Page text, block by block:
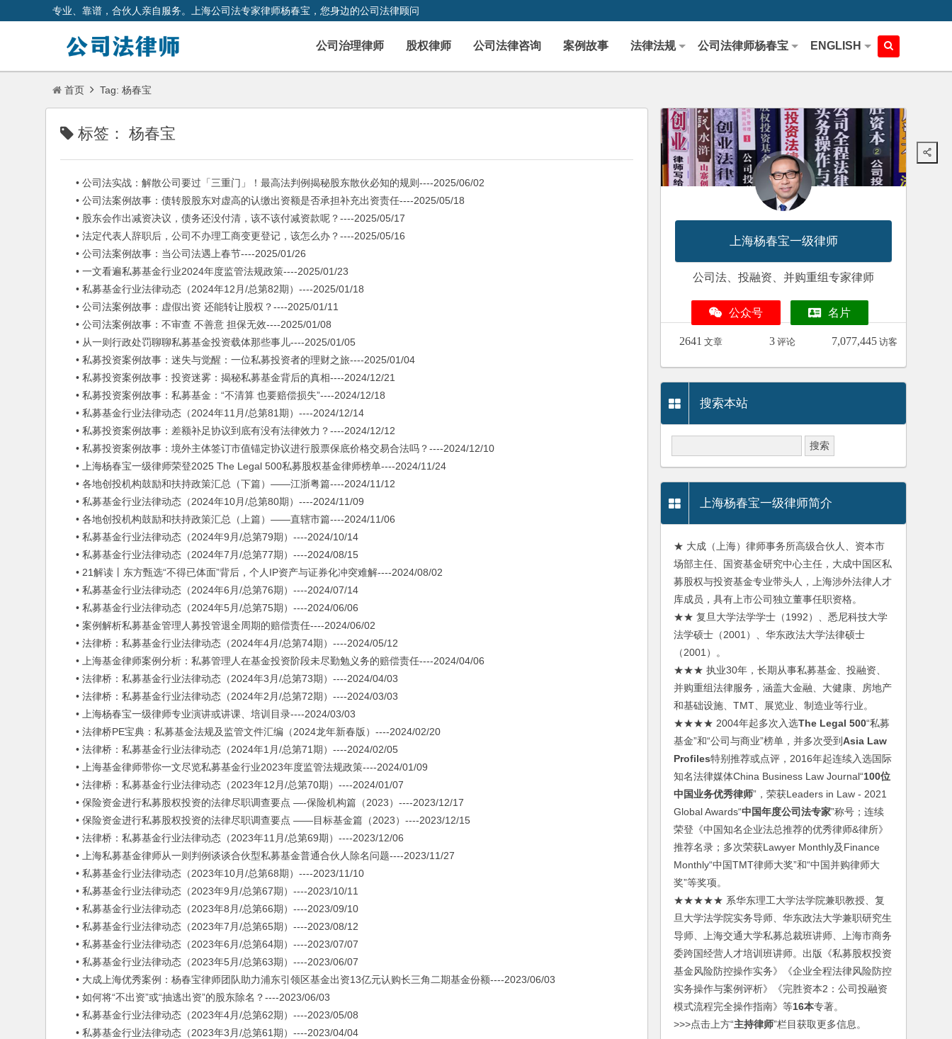
专业、靠谱，合伙人亲自服务。上海公司法专家律师杨春宝，您身边的公司法律顾问
公司治理律师 股权律师 公司法律咨询 案例故事 法律法规 公司法律师杨春宝 ENGLISH
首页 Tag: 杨春宝
标签： 杨春宝
• 公司法实战：解散公司要过「三重门」！最高法判例揭秘股东散伙必知的规则----2025/06/02
• 公司法案例故事：债转股股东对虚高的认缴出资额是否承担补充出资责任----2025/05/18
• 股东会作出减资决议，债务还没付清，该不该付减资款呢？----2025/05/17
• 法定代表人辞职后，公司不办理工商变更登记，该怎么办？----2025/05/16
• 公司法案例故事：当公司法遇上春节----2025/01/26
• 一文看遍私募基金行业2024年度监管法规政策----2025/01/23
• 私募基金行业法律动态（2024年12月/总第82期）----2025/01/18
• 公司法案例故事：虚假出资 还能转让股权？----2025/01/11
• 公司法案例故事：不审查 不善意 担保无效----2025/01/08
• 从一则行政处罚聊聊私募基金投资载体那些事儿----2025/01/05
• 私募投资案例故事：迷失与觉醒：一位私募投资者的理财之旅----2025/01/04
• 私募投资案例故事：投资迷雾：揭秘私募基金背后的真相----2024/12/21
• 私募投资案例故事：私募基金：“不清算 也要赔偿损失”----2024/12/18
• 私募基金行业法律动态（2024年11月/总第81期）----2024/12/14
• 私募投资案例故事：差额补足协议到底有没有法律效力？----2024/12/12
• 私募投资案例故事：境外主体签订市值锚定协议进行股票保底价格交易合法吗？----2024/12/10
• 上海杨春宝一级律师荣登2025 The Legal 500私募股权基金律师榜单----2024/11/24
• 各地创投机构鼓励和扶持政策汇总（下篇）——江浙粤篇----2024/11/12
• 私募基金行业法律动态（2024年10月/总第80期）----2024/11/09
• 各地创投机构鼓励和扶持政策汇总（上篇）——直辖市篇----2024/11/06
• 私募基金行业法律动态（2024年9月/总第79期）----2024/10/14
• 私募基金行业法律动态（2024年7月/总第77期）----2024/08/15
• 21解读丨东方甄选“不得已体面”背后，个人IP资产与证券化冲突难解----2024/08/02
• 私募基金行业法律动态（2024年6月/总第76期）----2024/07/14
• 私募基金行业法律动态（2024年5月/总第75期）----2024/06/06
• 案例解析私募基金管理人募投管退全周期的赔偿责任----2024/06/02
• 法律桥：私募基金行业法律动态（2024年4月/总第74期）----2024/05/12
• 上海基金律师案例分析：私募管理人在基金投资阶段未尽勤勉义务的赔偿责任----2024/04/06
• 法律桥：私募基金行业法律动态（2024年3月/总第73期）----2024/04/03
• 法律桥：私募基金行业法律动态（2024年2月/总第72期）----2024/03/03
• 上海杨春宝一级律师专业演讲或讲课、培训目录----2024/03/03
• 法律桥PE宝典：私募基金法规及监管文件汇编（2024龙年新春版）----2024/02/20
• 法律桥：私募基金行业法律动态（2024年1月/总第71期）----2024/02/05
• 上海基金律师带你一文尽览私募基金行业2023年度监管法规政策----2024/01/09
• 法律桥：私募基金行业法律动态（2023年12月/总第70期）----2024/01/07
• 保险资金进行私募股权投资的法律尽职调查要点 —-保险机构篇（2023）----2023/12/17
• 保险资金进行私募股权投资的法律尽职调查要点 ——目标基金篇（2023）----2023/12/15
• 法律桥：私募基金行业法律动态（2023年11月/总第69期）----2023/12/06
• 上海私募基金律师从一则判例谈谈合伙型私募基金普通合伙人除名问题----2023/11/27
• 私募基金行业法律动态（2023年10月/总第68期）----2023/11/10
• 私募基金行业法律动态（2023年9月/总第67期）----2023/10/11
• 私募基金行业法律动态（2023年8月/总第66期）----2023/09/10
• 私募基金行业法律动态（2023年7月/总第65期）----2023/08/12
• 私募基金行业法律动态（2023年6月/总第64期）----2023/07/07
• 私募基金行业法律动态（2023年5月/总第63期）----2023/06/07
• 大成上海优秀案例：杨春宝律师团队助力浦东引领区基金出资13亿元认购长三角二期基金份额----2023/06/03
• 如何将“不出资”或“抽逃出资”的股东除名？----2023/06/03
• 私募基金行业法律动态（2023年4月/总第62期）----2023/05/08
• 私募基金行业法律动态（2023年3月/总第61期）----2023/04/04
上海杨春宝一级律师
公司法、投融资、并购重组专家律师
公众号 名片
2641 文章 3 评论 7,077,445 访客
搜索本站
上海杨春宝一级律师简介
★ 大成（上海）律师事务所高级合伙人、资本市
场部主任、国资基金研究中心主任，大成中国区私
募股权与投资基金专业带头人，上海涉外法律人才
库成员，具有上市公司独立董事任职资格。
★★ 复旦大学法学学士（1992）、悉尼科技大学
法学硕士（2001）、华东政法大学法律硕士
（2001）。
★★★ 执业30年，长期从事私募基金、投融资、
并购重组法律服务，涵盖大金融、大健康、房地产
和基础设施、TMT、展览业、制造业等行业。
★★★★ 2004年起多次入选The Legal 500“私募
基金”和“公司与商业”榜单，并多次受到Asia Law
Profiles特别推荐或点评，2016年起连续入选国际
知名法律媒体China Business Law Journal“100位
中国业务优秀律师”，荣获Leaders in Law - 2021
Global Awards“中国年度公司法专家”称号；连续
荣登《中国知名企业法总推荐的优秀律师&律所》
推荐名录；多次荣获Lawyer Monthly及Finance
Monthly“中国TMT律师大奖”和“中国并购律师大
奖”等奖项。
★★★★★ 系华东理工大学法学院兼职教授、复
旦大学法学院实务导师、华东政法大学兼职研究生
导师、上海交通大学私募总裁班讲师、上海市商务
委跨国经营人才培训班讲师。出版《私募股权投资
基金风险防控操作实务》《企业全程法律风险防控
实务操作与案例评析》《完胜资本2：公司投融资
模式流程完全操作指南》等16本专著。
>>>点击上方“主持律师”栏目获取更多信息。